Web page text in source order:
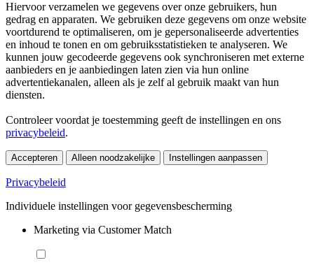
Hiervoor verzamelen we gegevens over onze gebruikers, hun
gedrag en apparaten. We gebruiken deze gegevens om onze website
voortdurend te optimaliseren, om je gepersonaliseerde advertenties
en inhoud te tonen en om gebruiksstatistieken te analyseren. We
kunnen jouw gecodeerde gegevens ook synchroniseren met externe
aanbieders en je aanbiedingen laten zien via hun online
advertentiekanalen, alleen als je zelf al gebruik maakt van hun
diensten.
Controleer voordat je toestemming geeft de instellingen en ons
privacybeleid.
Accepteren Alleen noodzakelijke Instellingen aanpassen
Privacybeleid
Individuele instellingen voor gegevensbescherming
Marketing via Customer Match